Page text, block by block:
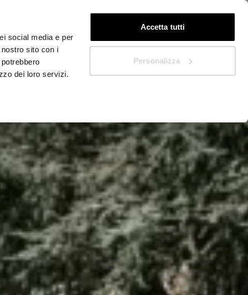
social media e per
sito con i
dei loro servizi.
Accetta tutti
Personalizza